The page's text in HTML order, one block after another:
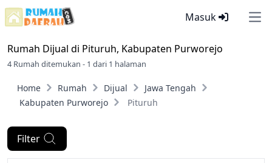
Masuk
Rumah Dijual di Pituruh, Kabupaten Purworejo
4 Rumah ditemukan - 1 dari 1 halaman
Home Rumah Dijual
Jawa Tengah
Kabupaten Purworejo
Pituruh
Filter